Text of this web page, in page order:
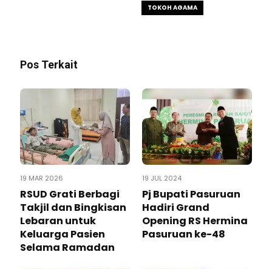
TOKOH AGAMA
Pos Terkait
19 MAR 2026
RSUD Grati Berbagi
Takjil dan Bingkisan
Lebaran untuk
Keluarga Pasien
Selama Ramadan
19 JUL 2024
Pj Bupati Pasuruan
Hadiri Grand
Opening RS Hermina
Pasuruan ke-48